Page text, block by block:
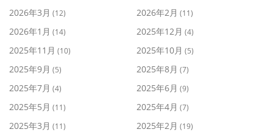
2026年3月 (12) 2026年2月 (11)
2026年1月 (14) 2025年12月 (4)
2025年11月 (10) 2025年10月 (5)
2025年9月 (5) 2025年8月 (7)
2025年7月 (4) 2025年6月 (9)
2025年5月 (11) 2025年4月 (7)
2025年3月 (11) 2025年2月 (19)